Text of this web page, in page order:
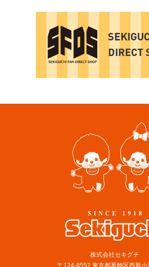
株式会社セキグチ
〒124-8552 東京都葛飾区西新小